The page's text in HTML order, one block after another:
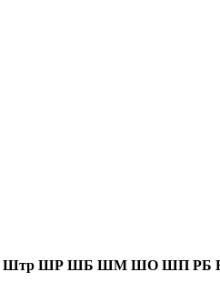
Штр ШР ШБ ШМ ШО ШП РБ